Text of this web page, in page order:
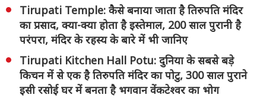
Tirupati Temple: कैसे बनाया जाता है तिरुपति मंदिर
का प्रसाद, क्या-क्या होता है इस्तेमाल, 200 साल पुरानी है
परंपरा, मंदिर के रहस्य के बारे में भी जानिए
Tirupati Kitchen Hall Potu: दुनिया के सबसे बड़े
किचन में से एक है तिरुपति मंदिर का पोटु, 300 साल पुराने
इसी रसोई घर में बनता है भगवान वेंकटेश्वर का भोग